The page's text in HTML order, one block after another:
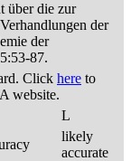
über die zur
der
der
87.
Click here to
website.
L
likely
accurate